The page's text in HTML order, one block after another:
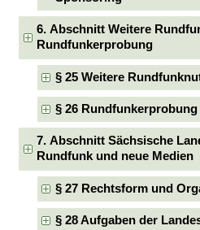
6. Abschnitt Weitere
Rundfunkerprobung
§ 25 Weitere
§ 26 Rundfunkerprobung
7. Abschnitt Sächsische
Rundfunk und neue Medien
§ 27 Rechtsform und
§ 28 Aufgaben der